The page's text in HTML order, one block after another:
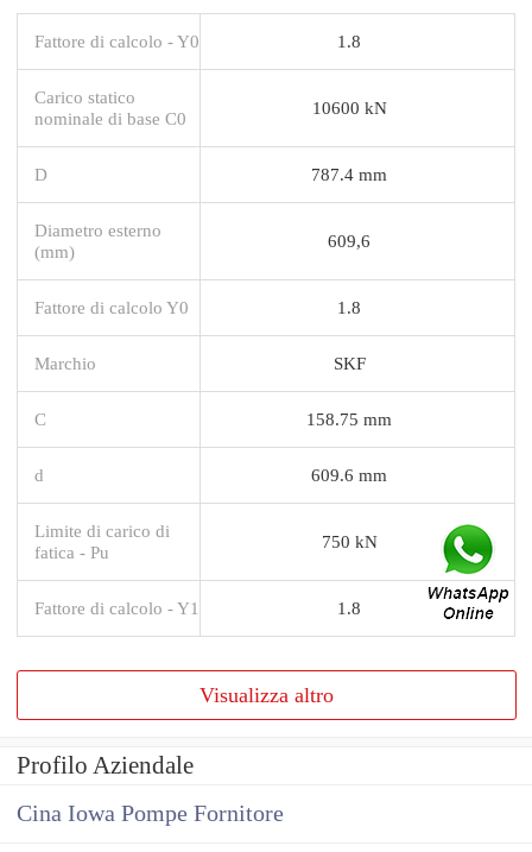
Fattore di calcolo - Y0 1.8
Carico statico
nominale di base C0
10600 kN
D 787.4 mm
Diametro esterno
(mm)
609,6
Fattore di calcolo Y0 1.8
Marchio SKF
C 158.75 mm
d 609.6 mm
Limite di carico di
fatica - Pu
750 kN
Fattore di calcolo - Y1 1.8
Visualizza altro
Profilo Aziendale
Cina Iowa Pompe Fornitore